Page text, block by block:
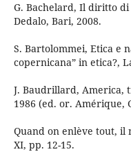
G. Bachelard, Il diritto
Dedalo, Bari, 2008.
S. Bartolommei, Etica e
copernicana” in etica?,
J. Baudrillard, America,
1986 (ed. or. Amérique,
Quand on enlève tout, il
XI, pp. 12-15.